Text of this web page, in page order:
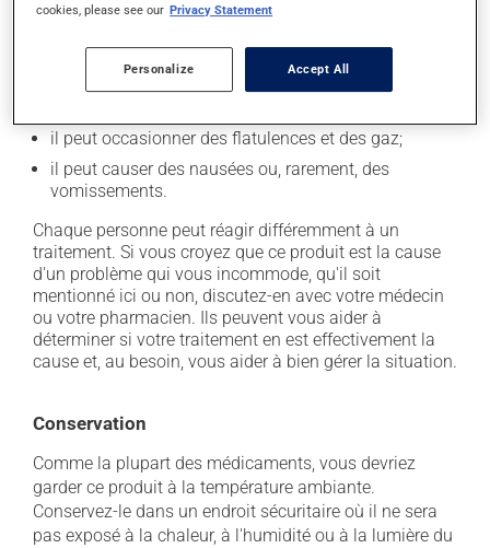
il peut causer de la constipation - pour la prévenir,
buvez beaucoup, prenez plus de fibres alimentaires;
il peut occasionner des flatulences et des gaz;
il peut causer des nausées ou, rarement, des
vomissements.
Chaque personne peut réagir différemment à un
traitement. Si vous croyez que ce produit est la cause
d'un problème qui vous incommode, qu'il soit
mentionné ici ou non, discutez-en avec votre médecin
ou votre pharmacien. Ils peuvent vous aider à
déterminer si votre traitement en est effectivement la
cause et, au besoin, vous aider à bien gérer la situation.
Conservation
Comme la plupart des médicaments, vous devriez
garder ce produit à la température ambiante.
Conservez-le dans un endroit sécuritaire où il ne sera
pas exposé à la chaleur, à l'humidité ou à la lumière du
cookies, please see our Privacy Statement
Personalize Accept All